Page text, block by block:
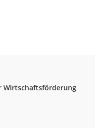
Wirtschaftsförderung